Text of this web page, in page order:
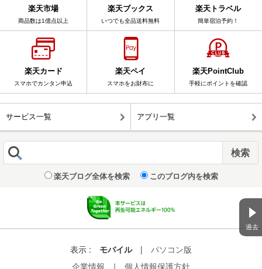
過去
楽天市場
商品数は1億点以上
楽天ブックス
いつでも全品送料無料
楽天トラベル
簡単宿泊予約！
楽天カード
スマホでカンタン申込
楽天ペイ
スマホをお財布に
楽天PointClub
手軽にポイントを確認
サービス一覧 アプリ一覧
楽天ブログ全体を検索 このブログ内を検索
表示 : モバイル |
パソコン版
企業情報
｜ 個人情報保護方針